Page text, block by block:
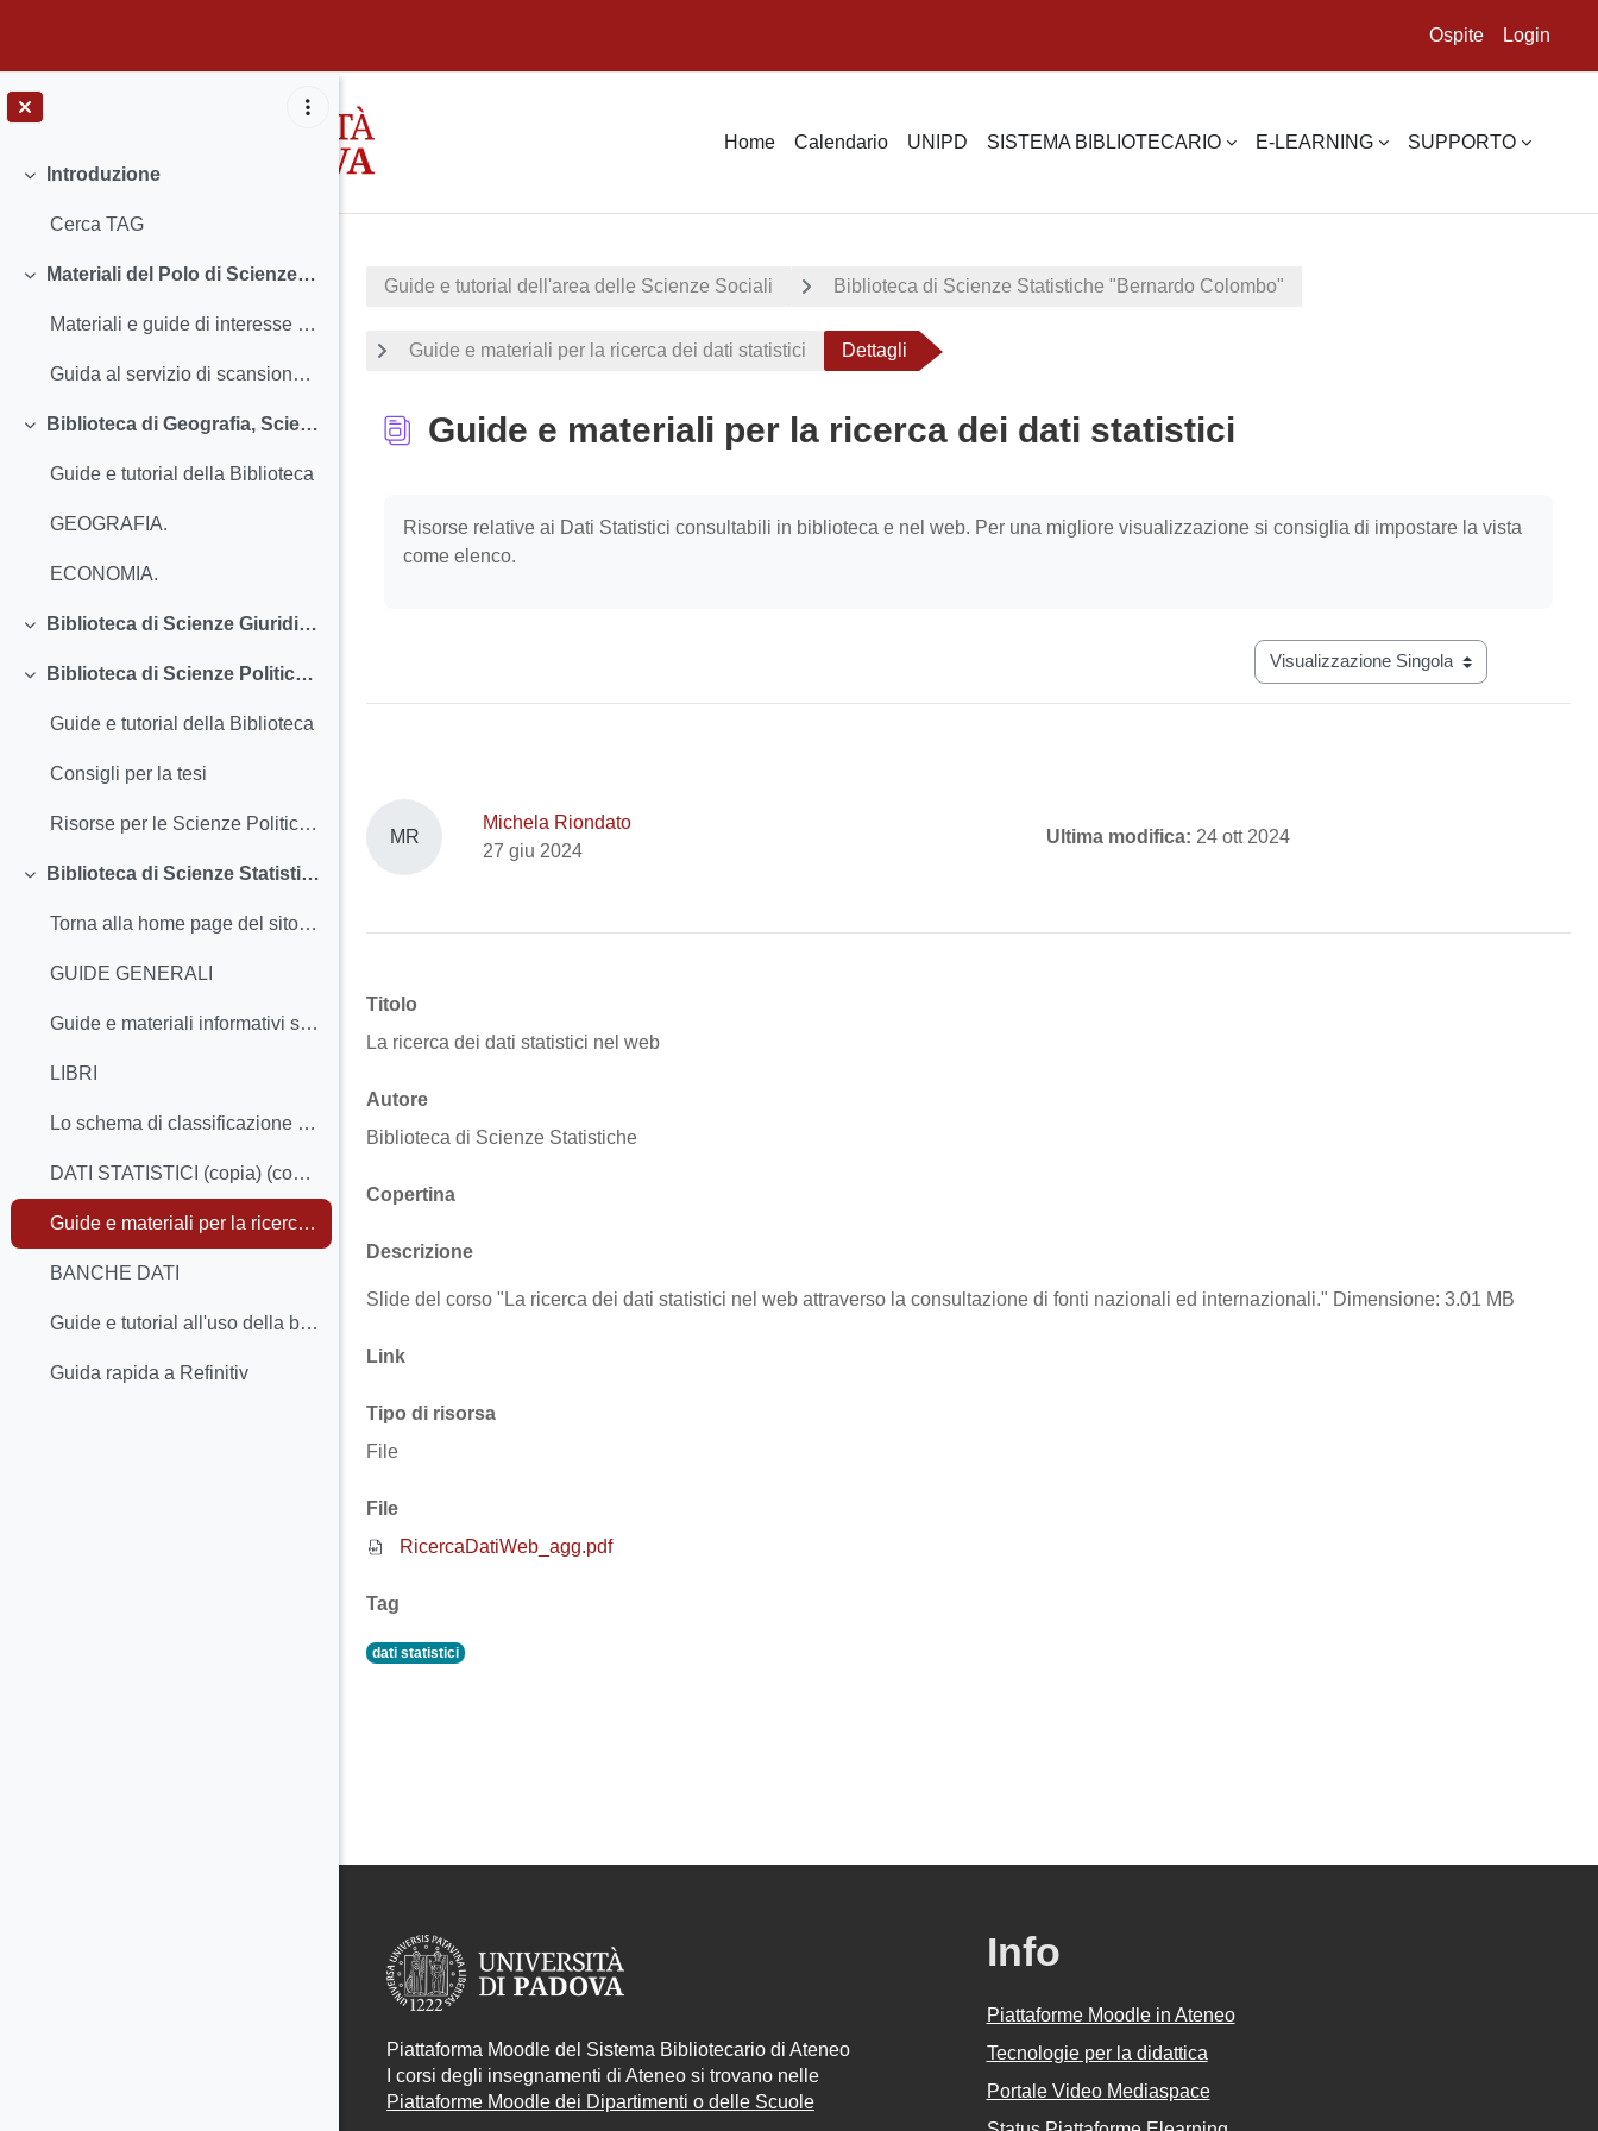
Ospite Login
Home Calendario UNIPD SISTEMA BIBLIOTECARIO E-LEARNING SUPPORTO
Minimizza
Introduzione
Cerca TAG
Minimizza
Materiali del Polo di Scienze Sociali
Materiali e guide di interesse per tutte le biblioteche del Polo
Guida al servizio di scansione, copia e stampa con PaperCut
Minimizza
Biblioteca di Geografia, Scienze Economiche e Aziendali ed Emeroteca di Ca' Borin
Guide e tutorial della Biblioteca
GEOGRAFIA.
ECONOMIA.
Minimizza
Biblioteca di Scienze Giuridiche "Ruggero Meneghelli"
Minimizza
Biblioteca di Scienze Politiche "Ettore Anchieri"
Guide e tutorial della Biblioteca
Consigli per la tesi
Risorse per le Scienze Politiche, Economiche e Sociali
Minimizza
Biblioteca di Scienze Statistiche "Bernardo Colombo"
Torna alla home page del sito della biblioteca
GUIDE GENERALI
Guide e materiali informativi sulla Biblioteca
LIBRI
Lo schema di classificazione dei libri
DATI STATISTICI (copia) (copia)
Guide e materiali per la ricerca dei dati statistici
BANCHE DATI
Guide e tutorial all'uso della banca dati Statista
Guida rapida a Refinitiv
Guide e tutorial dell'area delle Scienze Sociali Biblioteca di Scienze Statistiche "Bernardo Colombo"
Guide e materiali per la ricerca dei dati statistici Dettagli
Guide e materiali per la ricerca dei dati statistici
Risorse relative ai Dati Statistici consultabili in biblioteca e nel web. Per una migliore visualizzazione si consiglia di impostare la vista
come elenco.
Navigazione terziaria modalità
MR
Michela Riondato
27 giu 2024
Ultima modifica: 24 ott 2024
Titolo
La ricerca dei dati statistici nel web
Autore
Biblioteca di Scienze Statistiche
Copertina
Descrizione
Slide del corso "La ricerca dei dati statistici nel web attraverso la consultazione di fonti nazionali ed internazionali." Dimensione: 3.01 MB
Link
Tipo di risorsa
File
File
RicercaDatiWeb_agg.pdf
Tag
dati statistici
Piattaforma Moodle del Sistema Bibliotecario di Ateneo
I corsi degli insegnamenti di Ateneo si trovano nelle
Piattaforme Moodle dei Dipartimenti o delle Scuole
Info
Piattaforme Moodle in Ateneo
Tecnologie per la didattica
Portale Video Mediaspace